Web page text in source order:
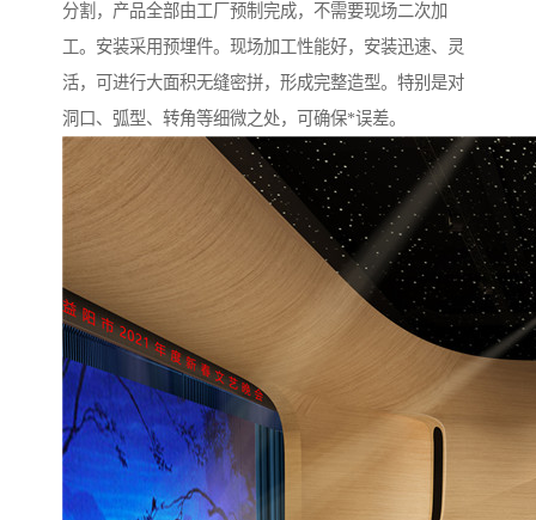
分割，产品全部由工厂预制完成，不需要现场二次加
工。安装采用预埋件。现场加工性能好，安装迅速、灵
活，可进行大面积无缝密拼，形成完整造型。特别是对
洞口、弧型、转角等细微之处，可确保*误差。